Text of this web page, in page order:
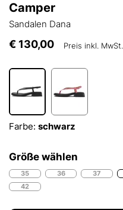
Camper
Sandalen Dana
€ 130,00 Preis inkl. MwSt.
Farbe: schwarz
Größe wählen
35 36 37
42